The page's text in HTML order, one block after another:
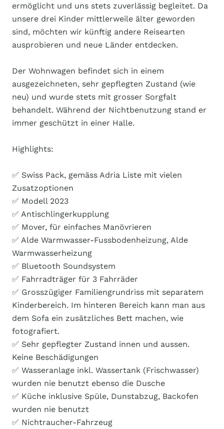
ermöglicht und uns stets zuverlässig begleitet. Da
unsere drei Kinder mittlerweile älter geworden
sind, möchten wir künftig andere Reisearten
ausprobieren und neue Länder entdecken.
Der Wohnwagen befindet sich in einem
ausgezeichneten, sehr gepflegten Zustand (wie
neu) und wurde stets mit grosser Sorgfalt
behandelt. Während der Nichtbenutzung stand er
immer geschützt in einer Halle.
Highlights:
✅ Swiss Pack, gemäss Adria Liste mit vielen
Zusatzoptionen
✅ Modell 2023
✅ Antischlingerkupplung
✅ Mover, für einfaches Manövrieren
✅ Alde Warmwasser-Fussbodenheizung, Alde
Warmwasserheizung
✅ Bluetooth Soundsystem
✅ Fahrradträger für 3 Fahrräder
✅ Grosszügiger Familiengrundriss mit separatem
Kinderbereich. Im hinteren Bereich kann man aus
dem Sofa ein zusätzliches Bett machen, wie
fotografiert.
✅ Sehr gepflegter Zustand innen und aussen.
Keine Beschädigungen
✅ Wasseranlage inkl. Wassertank (Frischwasser)
wurden nie benutzt ebenso die Dusche
✅ Küche inklusive Spüle, Dunstabzug, Backofen
wurden nie benutzt
✅ Nichtraucher-Fahrzeug